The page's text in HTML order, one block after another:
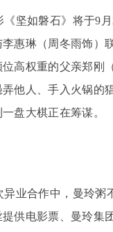
《坚如磐石》将于9
李惠琳（周冬雨饰）
位高权重的父亲郑刚
他人、手入火锅的
盘大棋正在筹谋。
异业合作中，曼玲粥
提供电影票、曼玲集